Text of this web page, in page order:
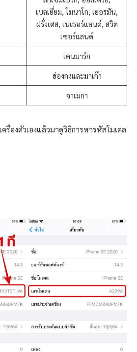
เบลเยี่ยม, โมนาโก, เยอรมัน,
ฝรั่งเศส, เนเธอร์แลนด์, สวิต
เซอร์แลนด์
เดนมาร์ก
ฮ่องกงและมาเก๊า
จาเมกา
รื่องตัวเองแล้วมาดูวิธีการหารหัสโมเดล